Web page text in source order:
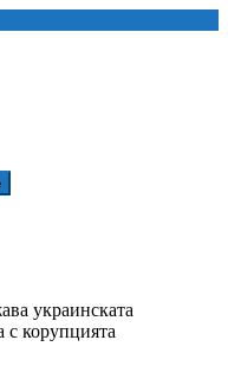
украинската
с корупцията